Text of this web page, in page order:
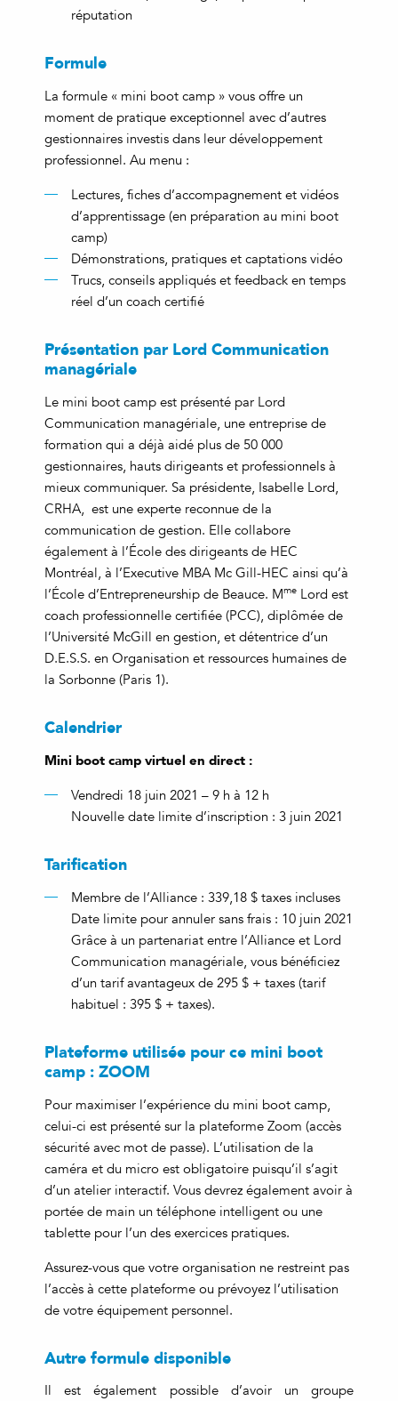
réputation
Formule
La formule « mini boot camp » vous offre un
moment de pratique exceptionnel avec d’autres
gestionnaires investis dans leur développement
professionnel. Au menu :
Lectures, fiches d’accompagnement et vidéos
d’apprentissage (en préparation au mini boot
camp)
Démonstrations, pratiques et captations vidéo
Trucs, conseils appliqués et feedback en temps
réel d’un coach certifié
Présentation par Lord Communication
managériale
Le mini boot camp est présenté par Lord
Communication managériale, une entreprise de
formation qui a déjà aidé plus de 50 000
gestionnaires, hauts dirigeants et professionnels à
mieux communiquer. Sa présidente, Isabelle Lord,
CRHA, est une experte reconnue de la
communication de gestion. Elle collabore
également à l’École des dirigeants de HEC
Montréal, à l’Executive MBA Mc Gill-HEC ainsi qu’à
l’École d’Entrepreneurship de Beauce. Mme Lord est
coach professionnelle certifiée (PCC), diplômée de
l’Université McGill en gestion, et détentrice d’un
D.E.S.S. en Organisation et ressources humaines de
la Sorbonne (Paris 1).
Calendrier
Mini boot camp virtuel en direct :
Vendredi 18 juin 2021 – 9 h à 12 h
Nouvelle date limite d’inscription : 3 juin 2021
Tarification
Membre de l’Alliance : 339,18 $ taxes incluses
Date limite pour annuler sans frais : 10 juin 2021
Grâce à un partenariat entre l’Alliance et Lord
Communication managériale, vous bénéficiez
d’un tarif avantageux de 295 $ + taxes (tarif
habituel : 395 $ + taxes).
Plateforme utilisée pour ce mini boot
camp : ZOOM
Pour maximiser l’expérience du mini boot camp,
celui-ci est présenté sur la plateforme Zoom (accès
sécurité avec mot de passe). L’utilisation de la
caméra et du micro est obligatoire puisqu’il s’agit
d’un atelier interactif. Vous devrez également avoir à
portée de main un téléphone intelligent ou une
tablette pour l’un des exercices pratiques.
Assurez-vous que votre organisation ne restreint pas
l’accès à cette plateforme ou prévoyez l’utilisation
de votre équipement personnel.
Autre formule disponible
Il est également possible d’avoir un groupe